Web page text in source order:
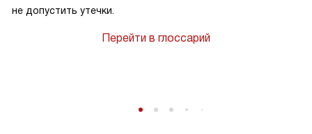
не допустить утечки.
Перейти в глоссарий